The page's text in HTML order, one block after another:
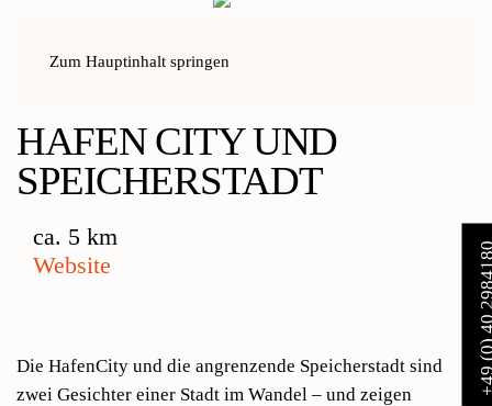
Zum Hauptinhalt springen
HAFEN CITY UND
SPEICHERSTADT
ca. 5 km
Website
Die HafenCity und die angrenzende Speicherstadt sind
zwei Gesichter einer Stadt im Wandel – und zeigen
+49 (0)